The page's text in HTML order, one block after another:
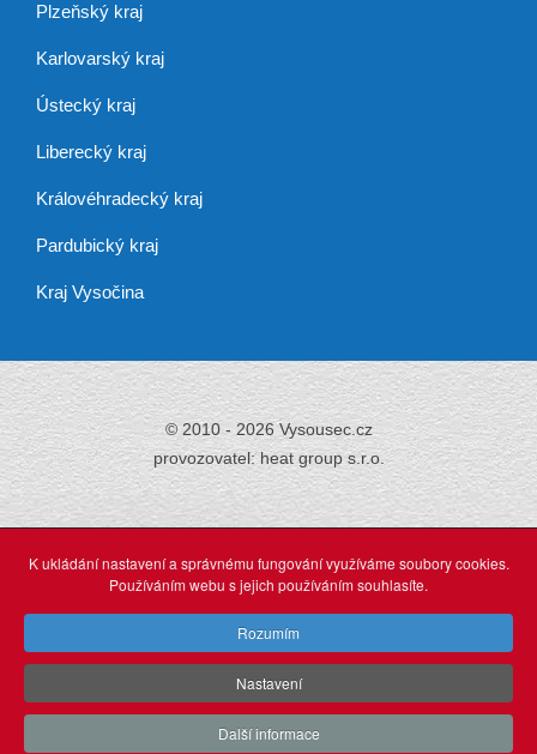
Plzeňský kraj
Karlovarský kraj
Ústecký kraj
Liberecký kraj
Královéhradecký kraj
Pardubický kraj
Kraj Vysočina
© 2010 - 2026 Vysousec.cz
provozovatel: heat group s.r.o.
Již přes 30 letzajišťujeme odstraňování
vlhkosti,
webdesign: Agionet Plzeň (2015)
K ukládání nastavení a správnému fungování využíváme soubory cookies.
Používáním webu s jejich používáním souhlasíte.
Rozumím
Nastavení
Další informace